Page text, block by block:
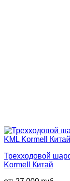
Трехходовой
Kormell Китай